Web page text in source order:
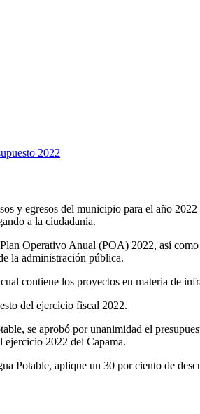
2022
y egresos del municipio para el año
a la ciudadanía.
Operativo Anual (POA) 2022, así
la administración pública.
contiene los proyectos en materia de
del ejercicio fiscal 2022.
se aprobó por unanimidad el
ejercicio 2022 del Capama.
aplique un 30 por ciento de